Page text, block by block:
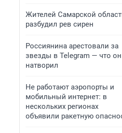
Жителей Самарской
разбудил рев сирен
Россиянина арестовали за
звезды в Telegram — что он
натворил
Не работают аэропорты и
мобильный интернет: в
нескольких регионах
объявили ракетную